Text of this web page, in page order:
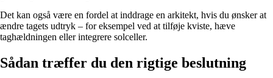
Det kan også være en fordel at inddrage en arkitekt, hvis du ønsker at
ændre tagets udtryk – for eksempel ved at tilføje kviste, hæve
taghældningen eller integrere solceller.
Sådan træffer du den rigtige beslutning